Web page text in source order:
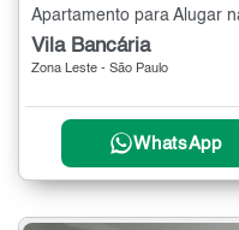
Apartamento para Alugar
Vila Bancária
Zona Leste - São Paulo
WhatsApp